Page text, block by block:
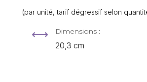
(par unité, tarif dégressif selon
, Dimensions :
20,3 cm